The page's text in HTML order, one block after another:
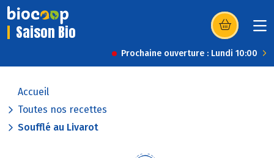
Saison Bio (s’ouvre dans
Prochaine ouverture : Lundi 10:00
Accueil
Toutes nos recettes
Soufflé au Livarot